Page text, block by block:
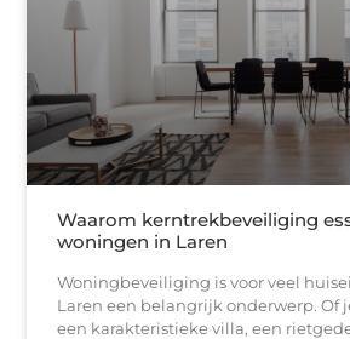
Waarom kerntrekbeveiliging
woningen in Laren
Woningbeveiliging is voor veel
Laren een belangrijk onderwerp. Of
een karakteristieke villa, een